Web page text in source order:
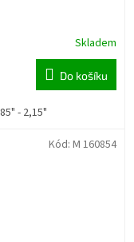
Skladem
Do košíku
- 2,15"
Kód: M 160854